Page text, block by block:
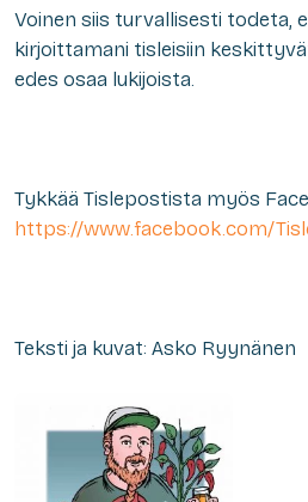
Voinen siis turvallisesti todeta,
kirjoittamani tisleisiin
edes osaa lukijoista.
Tykkää Tislepostista myös
https://www.facebook.com/
Teksti ja kuvat: Asko Ryynänen